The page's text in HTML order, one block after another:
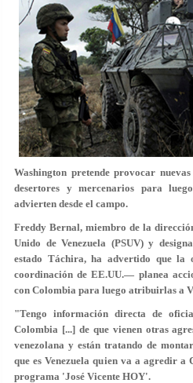
Washington pretende provocar
desertores y mercenarios para
advierten desde el campo.
Freddy Bernal, miembro de la
Unido de Venezuela (PSUV) y
estado Táchira, ha advertido que la
coordinación de EE.UU.— planea
con Colombia para luego atribuirlas a
"Tengo información directa de
Colombia [...] de que vienen otras
venezolana y están tratando de
que es Venezuela quien va a agredir a
programa 'José Vicente HOY'.